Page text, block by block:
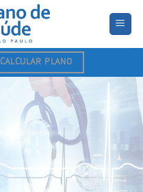
CALCULAR PLANO